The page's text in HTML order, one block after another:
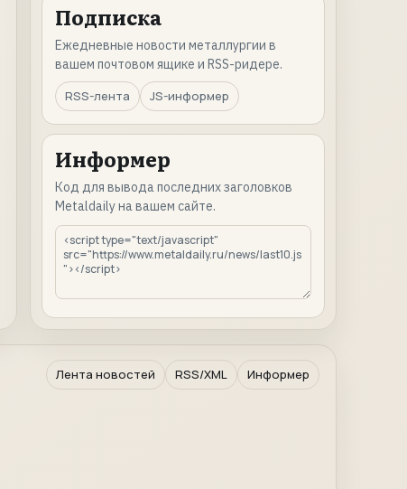
Подписка
Ежедневные новости металлургии в
вашем почтовом ящике и RSS-ридере.
RSS-лента
JS-информер
Информер
Код для вывода последних заголовков
Metaldaily на вашем сайте.
Лента новостей RSS/XML Информер